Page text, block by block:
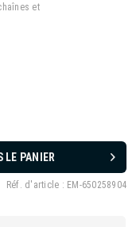
et
LE PANIER
Réf. d'article : EM-650258904